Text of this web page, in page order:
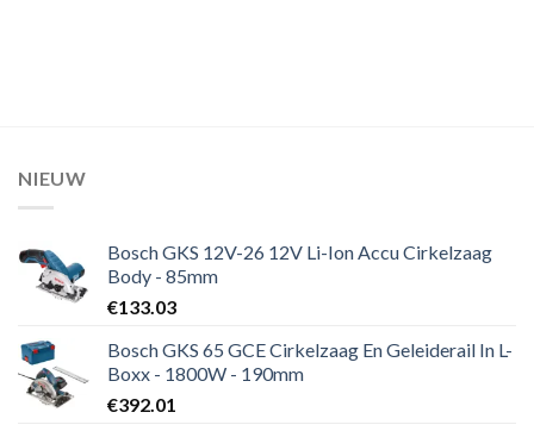
NIEUW
Bosch GKS 12V-26 12V Li-Ion Accu Cirkelzaag
Body - 85mm
€133.03
Bosch GKS 65 GCE Cirkelzaag En Geleiderail In L-
Boxx - 1800W - 190mm
€392.01